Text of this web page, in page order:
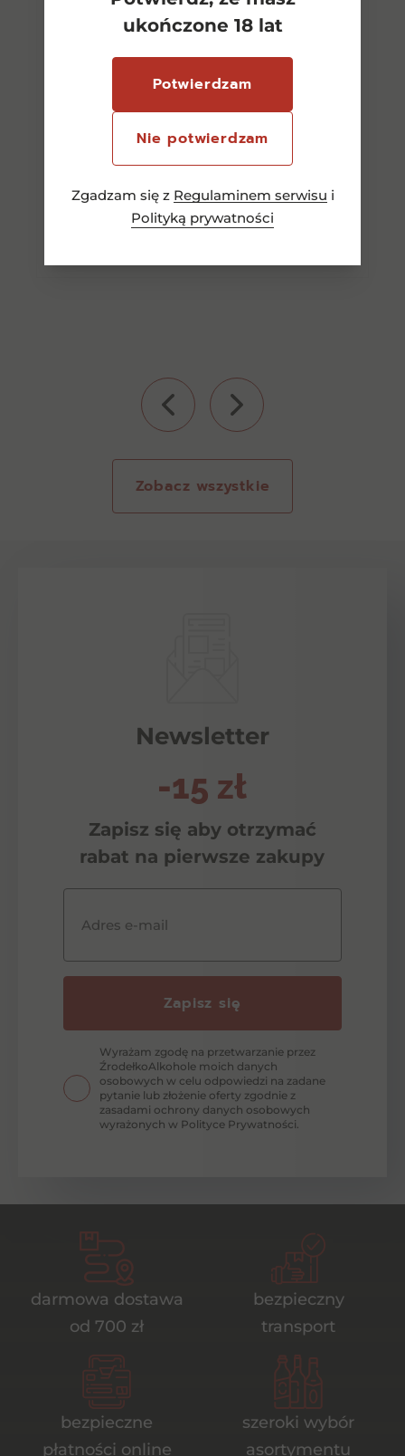
ukończone 18 lat
Potwierdzam
Nie potwierdzam
Zgadzam się z Regulaminem serwisu i
Polityką prywatności
Ronsin bezalkoh. 1l.
38,00zł
Dowiedz się więcej
Zobacz wszystkie
Newsletter
-15 zł
Zapisz się aby otrzymać
rabat na pierwsze zakupy
Adres e-mail
Zapisz się
Wyrażam zgodę na przetwarzanie przez
ŹrodełkoAlkohole moich danych
osobowych w celu odpowiedzi na zadane
pytanie lub złożenie oferty zgodnie z
zasadami ochrony danych osobowych
wyrażonych w Polityce Prywatności.
darmowa dostawa
od 700 zł
bezpieczny
transport
bezpieczne
płatności online
szeroki wybór
asortymentu